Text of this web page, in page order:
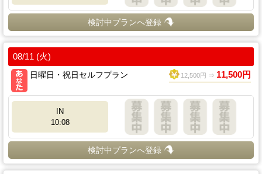
検討中プランへ登録
08/11 (火)
日曜日・祝日セルフプラン
12,500円 ⇒ 11,500円
IN
10:08
検討中プランへ登録